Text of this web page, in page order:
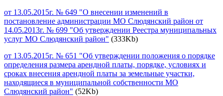
от 13.05.2015г. № 649 "О внесении изменений в
постановление администрации МО Слюдянский район от
14.05.2013г. № 699 "Об утверждении Реестра муниципальных
услуг МО Слюдянский район" (333Kb)
от 13.05.2015г. № 651 "Об утверждении положения о порядке
определения размера арендной платы, порядке, условиях и
сроках внесения арендной платы за земельные участки,
находящиеся в муниципальной собственности МО
Слюдянский район" (52Kb)